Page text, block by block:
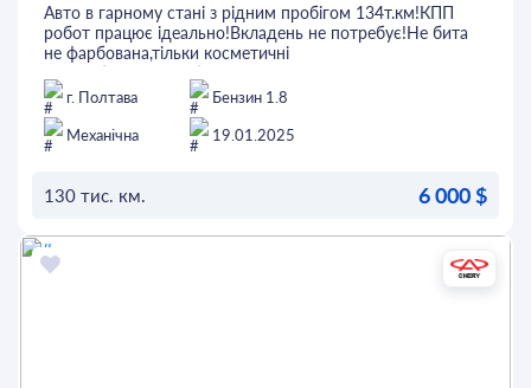
Авто в гарному стані з рідним пробігом 134т.км!КПП
робот працює ідеально!Вкладень не потребує!Не бита
не фарбована,тільки косметичні
підфарбування(проблемні міста)!Гарна
комплектація:єлектропакет,кондиціонер,підігріви
сидінь,парктронік та багато іншого!Додатково
встановлено ГАЗ пропан(вписаний),захист
двигуна,ксенон,фаркоп,зроблено антикор!Будь яке
г. Полтава
Бензин 1.8
Механічна
19.01.2025
130 тис. км. 6 000 $
ОСТАВИТЬ ЗАЯВКУ